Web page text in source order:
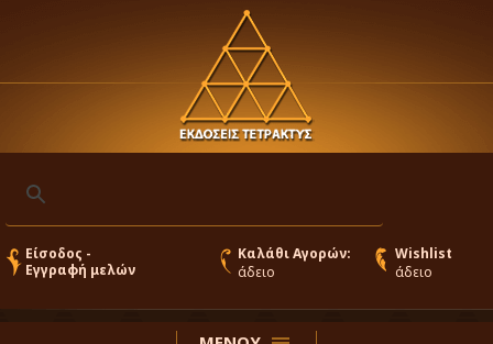
Είσοδος -
Εγγραφή μελών
Καλάθι Αγορών:
άδειο
Wishlist
άδειο